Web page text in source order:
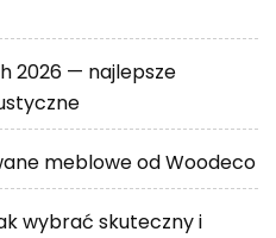
2026 — najlepsze
meblowe od Woodeco
wybrać skuteczny i